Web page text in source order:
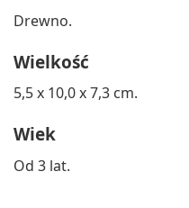
Drewno.
Wielkość
5,5 x 10,0 x 7,3 cm.
Wiek
Od 3 lat.